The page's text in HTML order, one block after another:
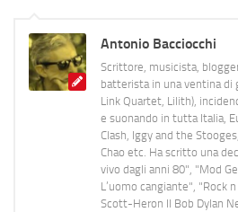
Antonio Bacciocchi
Scrittore, musicista,
batterista in una ventina di
Link Quartet, Lilith),
e suonando in tutta Italia,
Clash, Iggy and the
Chao etc. Ha scritto una
vivo dagli anni 80", "Mod
L’uomo cangiante", "Rock
Scott-Heron Il Bob Dylan